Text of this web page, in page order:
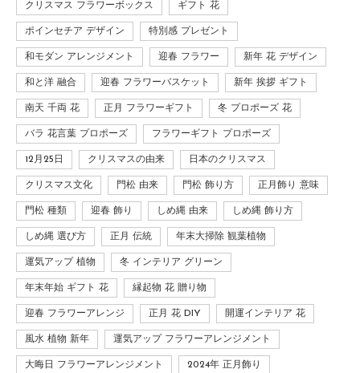
クリスマス フラワーボックス ギフト 花
ポインセチア デザイン 特別感 プレゼント
和モダン アレンジメント 迎春 フラワー 新年 花 デザイン
和と洋 融合 迎春 フラワーバスケット 新年 挨拶 ギフト
南天 千両 花 正月 フラワーギフト 冬 プロポーズ 花
バラ 花言葉 プロポーズ フラワーギフト プロポーズ
12月25日 クリスマスの由来 日本のクリスマス
クリスマス文化 門松 由来 門松 飾り方 正月飾り 意味
門松 種類 迎春 飾り しめ縄 由来 しめ縄 飾り方
しめ縄 選び方 正月 伝統 年末大掃除 観葉植物
運気アップ 植物 冬 インテリア グリーン
年末年始 ギフト 花 縁起物 花 贈り物
迎春 フラワーアレンジ 正月 花 DIY 開運インテリア 花
風水 植物 新年 運気アップ フラワーアレンジメント
大晦日 フラワーアレンジメント 2024年 正月飾り